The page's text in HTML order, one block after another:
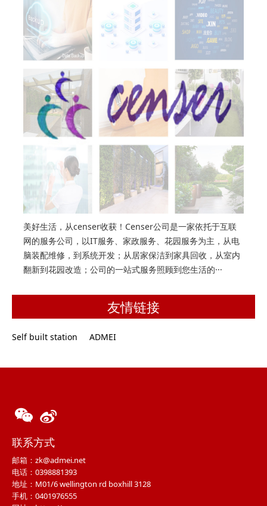
美好生活，从censer收获！Censer公司是一家依托于互联
网的服务公司，以IT服务、家政服务、花园服务为主，从电
脑装配维修，到系统开发；从居家保洁到家具回收，从室内
翻新到花园改造；公司的一站式服务照顾到您生活的···
友情链接
Self built station ADMEI
联系方式
邮箱：zk@admei.net
电话：0398881393
地址：M01/6 wellington rd boxhill 3128
手机：0401976555